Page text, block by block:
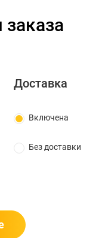
Доставка
Включена
Без доставки